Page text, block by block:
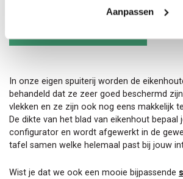
Aanpassen
aantal
In onze eigen spuiterij worden de
behandeld dat ze zeer goed beschermd
vlekken en ze zijn ook nog eens makkelijk
De dikte van het blad van eikenhout bepaal
configurator en wordt afgewerkt in de
tafel samen welke helemaal past bij jouw
Wist je dat we ook een mooie bijpassende